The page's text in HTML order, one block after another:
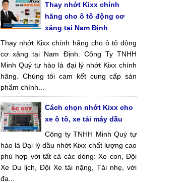
Thay nhớt Kixx chính
hãng cho ô tô động cơ
xăng tại Nam Định
Thay nhớt Kixx chính hãng cho ô tô động
cơ xăng tại Nam Định. Công Ty TNHH
Minh Quý tự hào là đại lý nhớt Kixx chính
hãng. Chúng tôi cam kết cung cấp sản
phẩm chính...
Cách chọn nhớt Kixx cho
xe ô tô, xe tải máy dầu
Công ty TNHH Minh Quý tự
hào là Đại lý dầu nhớt Kixx chất lượng cao
phù hợp với tất cả các dòng: Xe con, Đội
Xe Du lịch, Đội Xe tải nặng, Tải nhẹ, với
đa...